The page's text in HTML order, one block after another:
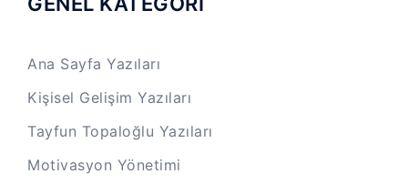
Ana Sayfa Yazıları
Kişisel Gelişim Yazıları
Tayfun Topaloğlu Yazıları
Motivasyon Yönetimi